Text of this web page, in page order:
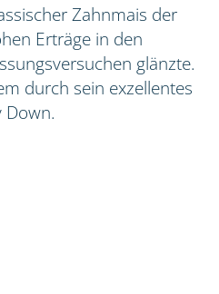
Zahnmais der
Erträge in den
glänzte.
durch sein exzellentes
Down.